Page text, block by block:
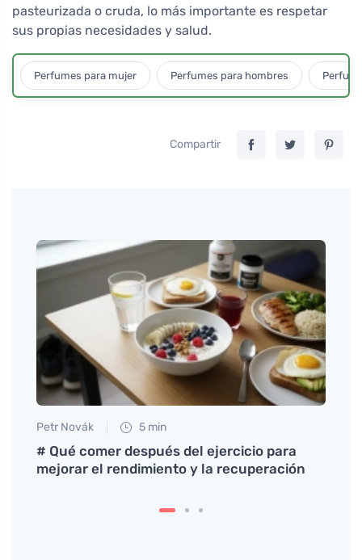
pasteurizada o cruda, lo más importante es respetar
sus propias necesidades y salud.
Perfumes para mujer Perfumes para hombres
Compartir
Petr Novák 5 min
# Qué comer después del ejercicio para
mejorar el rendimiento y la recuperación